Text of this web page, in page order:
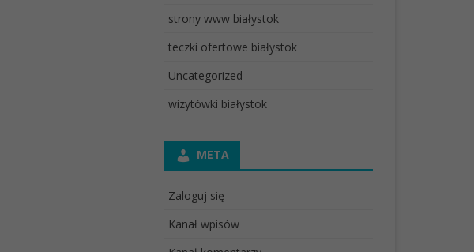
strony www białystok
teczki ofertowe białystok
Uncategorized
wizytówki białystok
META
Zaloguj się
Kanał wpisów